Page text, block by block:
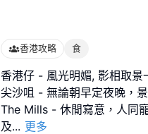
香港攻略 食
香港仔 - 風光明媚, 影相取景
尖沙咀 - 無論朝早定夜晚，
The Mills - 休閒寫意，人同
及... 更多